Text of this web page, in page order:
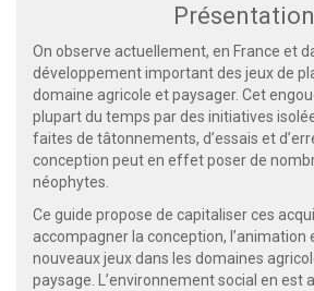
Présentation
On observe actuellement, en France et
développement important des jeux de
domaine agricole et paysager. Cet
plupart du temps par des initiatives
faites de tâtonnements, d’essais et
conception peut en effet poser de
néophytes.
Ce guide propose de capitaliser ces
accompagner la conception, l’animation
nouveaux jeux dans les domaines
paysage. L’environnement social en est